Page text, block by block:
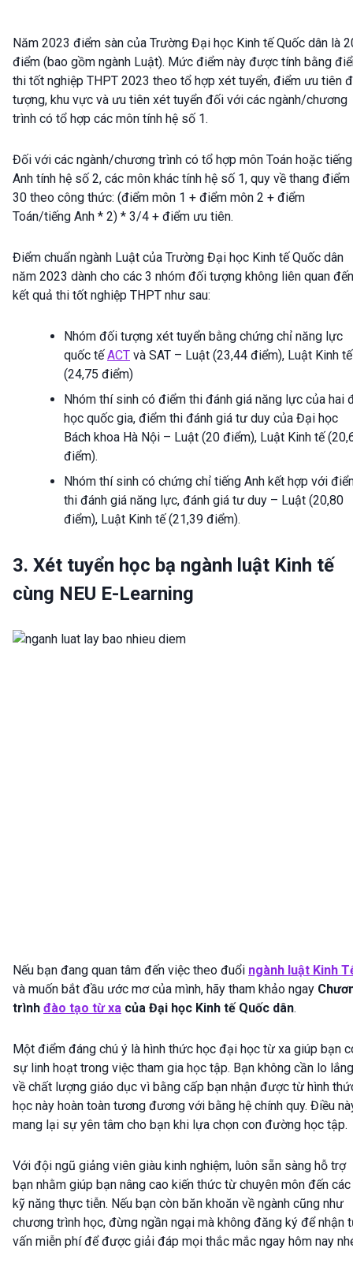
Năm 2023 điểm sàn của Trường Đại học Kinh tế Quốc dân là
điểm (bao gồm ngành Luật). Mức điểm này được tính bằng
thi tốt nghiệp THPT 2023 theo tổ hợp xét tuyển, điểm ưu tiên
tượng, khu vực và ưu tiên xét tuyển đối với các ngành/chương
trình có tổ hợp các môn tính hệ số 1.
Đối với các ngành/chương trình có tổ hợp môn Toán hoặc tiếng
Anh tính hệ số 2, các môn khác tính hệ số 1, quy về thang điểm
30 theo công thức: (điểm môn 1 + điểm môn 2 + điểm
Toán/tiếng Anh * 2) * 3/4 + điểm ưu tiên.
Điểm chuẩn ngành Luật của Trường Đại học Kinh tế Quốc dân
năm 2023 dành cho các 3 nhóm đối tượng không liên quan đến
kết quả thi tốt nghiệp THPT như sau:
Nhóm đối tượng xét tuyển bằng chứng chỉ năng lực
quốc tếACT và SAT – Luật (23,44 điểm), Luật Kinh tế
(24,75 điểm)
Nhóm thí sinh có điểm thi đánh giá năng lực của hai
học quốc gia, điểm thi đánh giá tư duy của Đại học
Bách khoa Hà Nội – Luật (20 điểm), Luật Kinh tế
điểm).
Nhóm thí sinh có chứng chỉ tiếng Anh kết hợp với
thi đánh giá năng lực, đánh giá tư duy – Luật (20,80
điểm), Luật Kinh tế (21,39 điểm).
3. Xét tuyển học bạ ngành luật Kinh tế
cùng NEU E-Learning
Nếu bạn đang quan tâm đến việc theo đuổi ngành luật Kinh
và muốn bắt đầu ước mơ của mình, hãy tham khảo ngay
trình đào tạo từ xa của Đại học Kinh tế Quốc dân.
Một điểm đáng chú ý là hình thức học đại học từ xa giúp bạn
sự linh hoạt trong việc tham gia học tập. Bạn không cần lo lắng
về chất lượng giáo dục vì bằng cấp bạn nhận được từ hình
học này hoàn toàn tương đương với bằng hệ chính quy. Điều
mang lại sự yên tâm cho bạn khi lựa chọn con đường học tập.
Với đội ngũ giảng viên giàu kinh nghiệm, luôn sẵn sàng hỗ trợ
bạn nhằm giúp bạn nâng cao kiến thức từ chuyên môn đến các
kỹ năng thực tiễn. Nếu bạn còn băn khoăn về ngành cũng như
chương trình học, đừng ngần ngại mà không đăng ký để nhận
vấn miễn phí để được giải đáp mọi thắc mắc ngay hôm nay